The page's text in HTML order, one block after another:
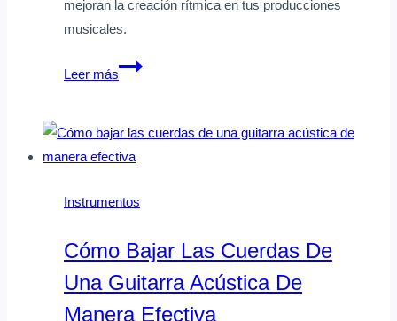
mejoran la creación rítmica en tus producciones
musicales.
Leer más
Qué
presets
del
Power
Kit
y
cómo
Instrumentos
Cómo Bajar Las Cuerdas De
Una Guitarra Acústica De
Manera Efectiva